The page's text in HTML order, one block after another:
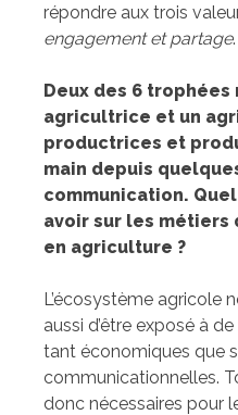
répondre aux trois
engagement et partage.
Deux des 6
agricultrice et un
productrices et
main depuis
communication.
avoir sur les métiers
en agriculture ?
L’écosystème agricole
aussi d’être exposé à
tant économiques que
communicationnelles.
donc nécessaires pour